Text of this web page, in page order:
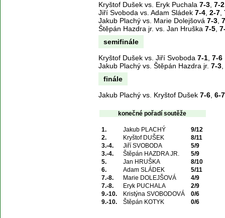
Kryštof Dušek vs. Eryk Puchala 7-3 7-2
Jiří Svoboda vs. Adam Sládek 7-4 2-7
Jakub Plachý vs. Marie Dolejšová 7-3
Štěpán Hazdra jr. vs. Jan Hruška 7-5
semifinále
Kryštof Dušek vs. Jiří Svoboda 7-1 7-6
Jakub Plachý vs. Štěpán Hazdra jr. 7-3
finále
Jakub Plachý vs. Kryštof Dušek 7-6 6-7
konečné pořadí soutěže
1. Jakub PLACHÝ
9/12
2.
Kryštof DUŠEK
8/11
3.-4.
Jiří SVOBODA
5/9
3.-4.
Štěpán HAZDRA JR.
5/9
5.
Jan HRUŠKA
8/10
6.
Adam SLÁDEK
5/11
7.-8.
Marie DOLEJŠOVÁ
4/9
7.-8.
Eryk PUCHALA
2/9
9.-10.
Kristýna SVOBODOVÁ
0/6
9.-10.
Štěpán KOTYK 0/6